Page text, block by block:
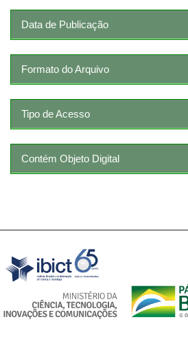
Data de Publicação
Formato do Arquivo
Tipo de Acesso
Contém Objeto Digital